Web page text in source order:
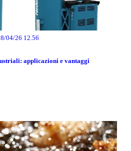
04/26 12.56
applicazioni e vantaggi